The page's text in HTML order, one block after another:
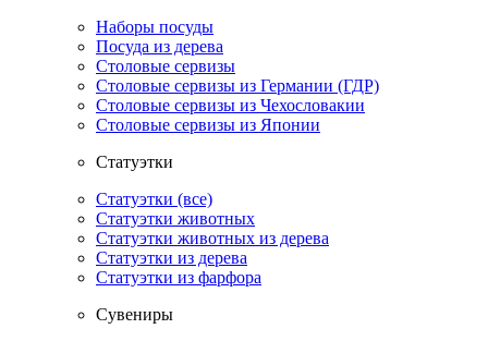
Наборы посуды
Посуда из дерева
Столовые сервизы
Столовые сервизы из Германии (ГДР)
Столовые сервизы из Чехословакии
Столовые сервизы из Японии
Статуэтки
Статуэтки (все)
Статуэтки животных
Статуэтки животных из дерева
Статуэтки из дерева
Статуэтки из фарфора
Сувениры